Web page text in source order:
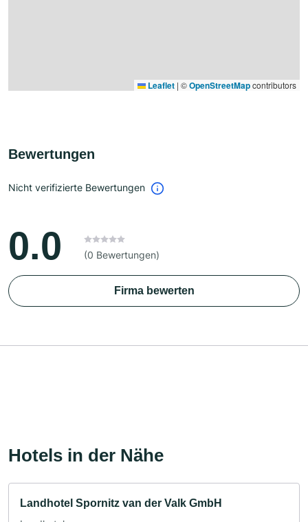
Leaflet | ©OpenStreetMapcontributors
Bewertungen
Nicht verifizierte Bewertungen
0.0 (0 Bewertungen)
Firma bewerten
Hotels in der Nähe
Landhotel Spornitz van der Valk GmbH